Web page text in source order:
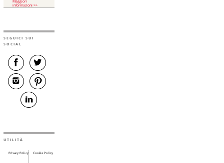
informazioni >>
SEGUICI SUI
SOCIAL
UTILITÀ
Privacy Policy Cookie Policy